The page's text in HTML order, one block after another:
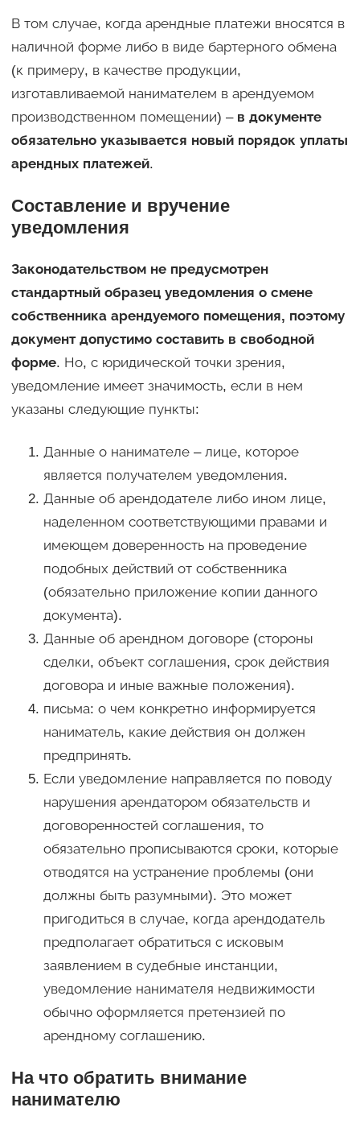
В том случае, когда арендные платежи вносятся в
наличной форме либо в виде бартерного обмена
(к примеру, в качестве продукции,
изготавливаемой нанимателем в арендуемом
производственном помещении) – в документе
обязательно указывается новый порядок уплаты
арендных платежей.
Составление и вручение
уведомления
Законодательством не предусмотрен
стандартный образец уведомления о смене
собственника арендуемого помещения, поэтому
документ допустимо составить в свободной
форме. Но, с юридической точки зрения,
уведомление имеет значимость, если в нем
указаны следующие пункты:
Данные о нанимателе – лице, которое
является получателем уведомления.
Данные об арендодателе либо ином лице,
наделенном соответствующими правами и
имеющем доверенность на проведение
подобных действий от собственника
(обязательно приложение копии данного
документа).
Данные об арендном договоре (стороны
сделки, объект соглашения, срок действия
договора и иные важные положения).
письма: о чем конкретно информируется
наниматель, какие действия он должен
предпринять.
Если уведомление направляется по поводу
нарушения арендатором обязательств и
договоренностей соглашения, то
обязательно прописываются сроки, которые
отводятся на устранение проблемы (они
должны быть разумными). Это может
пригодиться в случае, когда арендодатель
предполагает обратиться с исковым
заявлением в судебные инстанции,
уведомление нанимателя недвижимости
обычно оформляется претензией по
арендному соглашению.
На что обратить внимание
нанимателю